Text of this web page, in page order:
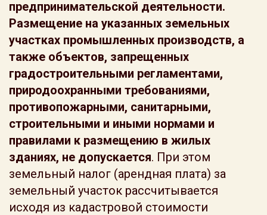
предпринимательской деятельности.
Размещение на указанных земельных
участках промышленных производств, а
также объектов, запрещенных
градостроительными регламентами,
природоохранными требованиями,
противопожарными, санитарными,
строительными и иными нормами и
правилами к размещению в жилых
зданиях, не допускается. При этом
земельный налог (арендная плата) за
земельный участок рассчитывается
исходя из кадастровой стоимости